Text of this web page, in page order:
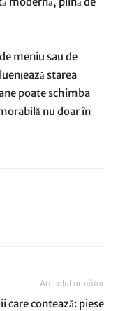
meniu sau de
starea
poate schimba
nu doar în
Articolul următor
care contează: piese